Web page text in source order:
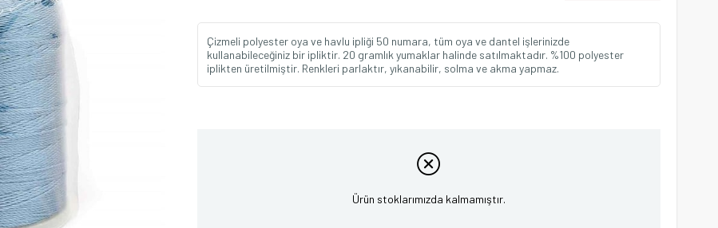
Çizmeli polyester oya ve havlu ipliği 50 numara, tüm oya ve dantel işlerinizde
kullanabileceğiniz bir ipliktir. 20 gramlık yumaklar halinde satılmaktadır. %100 polyester
iplikten üretilmiştir. Renkleri parlaktır, yıkanabilir, solma ve akma yapmaz.
Ürün stoklarımızda kalmamıştır.